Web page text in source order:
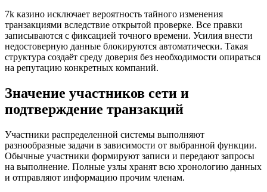
7k казино исключает вероятность тайного изменения
транзакциями вследствие открытой проверке. Все правки
записываются с фиксацией точного времени. Усилия внести
недостоверную данные блокируются автоматически. Такая
структура создаёт среду доверия без необходимости опираться
на репутацию конкретных компаний.
Значение участников сети и
подтверждение транзакций
Участники распределенной системы выполняют
разнообразные задачи в зависимости от выбранной функции.
Обычные участники формируют записи и передают запросы
на выполнение. Полные узлы хранят всю хронологию данных
и отправляют информацию прочим членам.